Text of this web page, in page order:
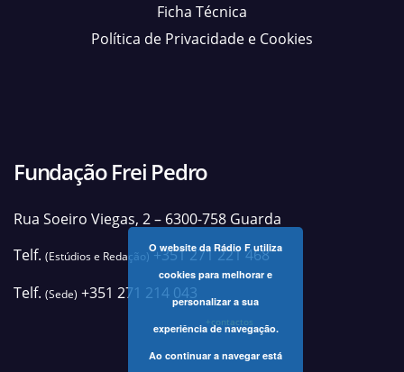
Ficha Técnica
Política de Privacidade e Cookies
Fundação Frei Pedro
Rua Soeiro Viegas, 2 – 6300-758 Guarda
Telf. (Estúdios e Redação)+351 271 221 468
Telf. (Sede) +351 271 214 043
+contactos
O website da Rádio F utiliza
cookies para melhorar e
personalizar a sua
experiência de navegação.
Ao continuar a navegar está